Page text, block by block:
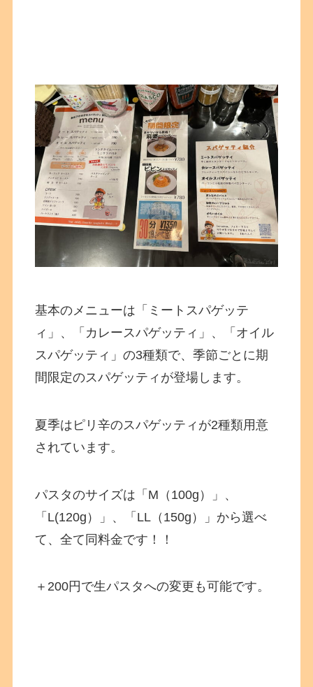
基本のメニューは「ミートスパゲッテ
ィ」、「カレースパゲッティ」、「オイル
スパゲッティ」の3種類で、季節ごとに期
間限定のスパゲッティが登場します。
夏季はピリ辛のスパゲッティが2種類用意
されています。
パスタのサイズは「M（100g）」、
「L(120g）」、「LL（150g）」から選べ
て、全て同料金です！！
＋200円で生パスタへの変更も可能です。